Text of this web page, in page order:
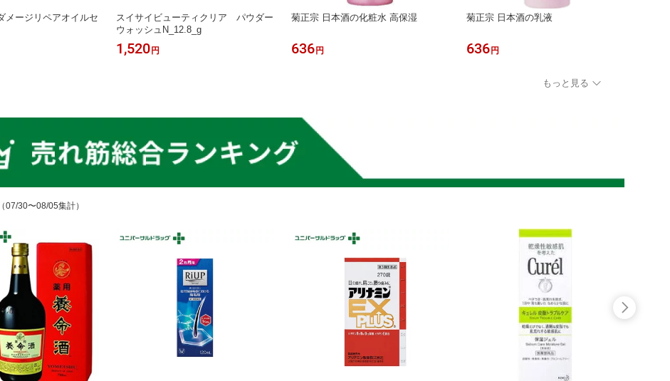
ージリペアオイルセ
スイサイビューティクリア パウダー
ウォッシュN_12.8_g
1,520円
菊正宗 日本酒の化粧水 高保湿
636円
菊正宗 日本酒の乳液
636円
もっと見る
（07/30〜08/05集計）